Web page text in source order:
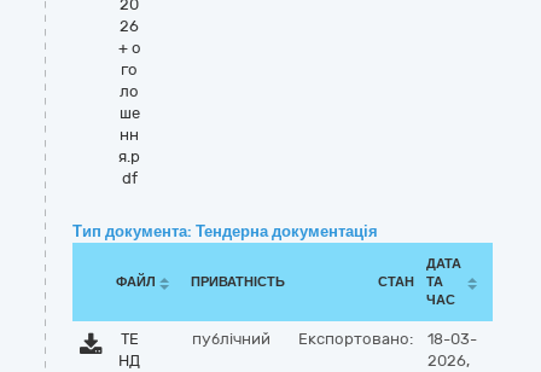
20
26
+ о
го
ло
ше
нн
я.p
df
Тип документа: Тендерна документація
ФАЙЛ ПРИВАТНІСТЬ СТАН
ДАТА
ТА
ЧАС
ТЕ
НД
публічний Експортовано:
18-03-
2026,